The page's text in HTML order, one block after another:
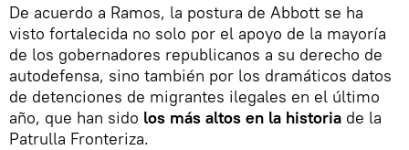
De acuerdo a Ramos, la postura de Abbott se ha
visto fortalecida no solo por el apoyo de la mayoría
de los gobernadores republicanos a su derecho de
autodefensa, sino también por los dramáticos datos
de detenciones de migrantes ilegales en el último
año, que han sido los más altos en la historia de la
Patrulla Fronteriza.